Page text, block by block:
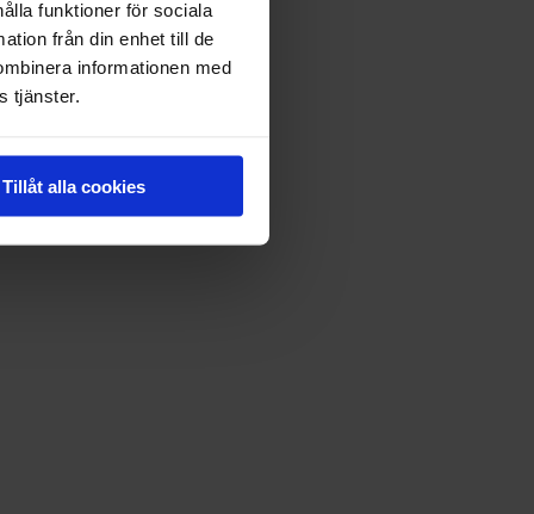
funktioner för sociala
från din enhet till de
informationen med
tjänster.
Tillåt alla cookies